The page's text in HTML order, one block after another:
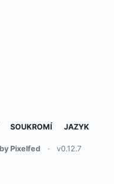
SOUKROMÍ JAZYK
Pixelfed · v0.12.7